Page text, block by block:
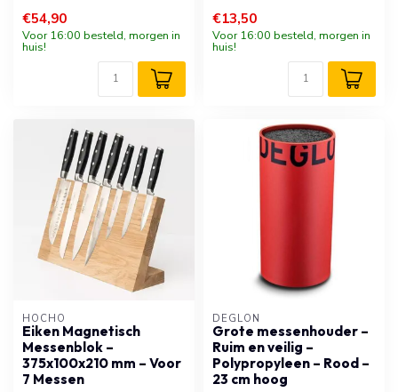
€54,90
Voor 16:00 besteld, morgen in
huis!
€13,50
Voor 16:00 besteld, morgen in
huis!
HOCHO
Eiken Magnetisch
Messenblok –
375x100x210 mm – Voor
7 Messen
DÉGLON
Grote messenhouder –
Ruim en veilig –
Polypropyleen – Rood –
23 cm hoog